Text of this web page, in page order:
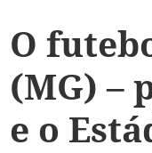
O
(MG) –
e o